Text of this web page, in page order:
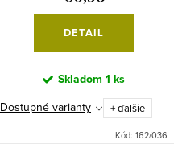
DETAIL
Skladom 1 ks
Dostupné varianty + ďalšie
Kód: 162/036